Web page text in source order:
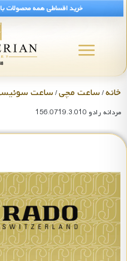
خرید اقساطی همه محصولات
خانه/ساعت مچی/ساعت
مردانه رادو 156.0719.3.010